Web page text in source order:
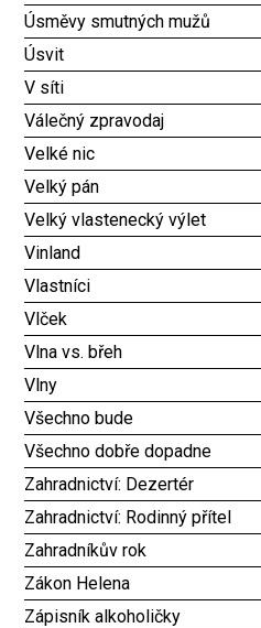
Úsměvy smutných mužů
Úsvit
V síti
Válečný zpravodaj
Velké nic
Velký pán
Velký vlastenecký výlet
Vinland
Vlastníci
Vlček
Vlna vs. břeh
Vlny
Všechno bude
Všechno dobře dopadne
Zahradnictví: Dezertér
Zahradnictví: Rodinný přítel
Zahradníkův rok
Zákon Helena
Zápisník alkoholičky